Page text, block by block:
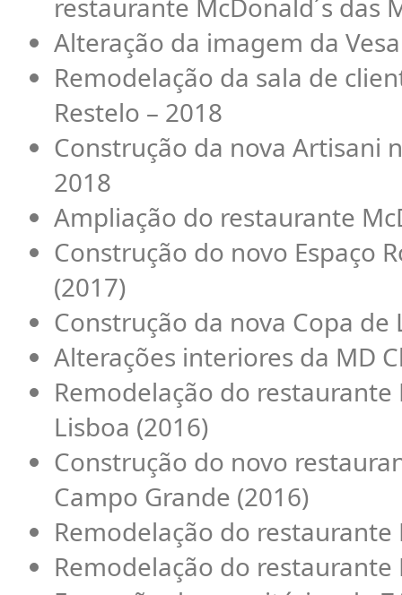
restaurante McDonald´s das
Alteração da imagem da
Remodelação da sala de
Restelo – 2018
Construção da nova Artisani
2018
Ampliação do restaurante
Construção do novo Espaço
(2017)
Construção da nova Copa
Alterações interiores da MD
Remodelação do restaurante
Lisboa (2016)
Construção do novo
Campo Grande (2016)
Remodelação do restaurante
Remodelação do restaurante